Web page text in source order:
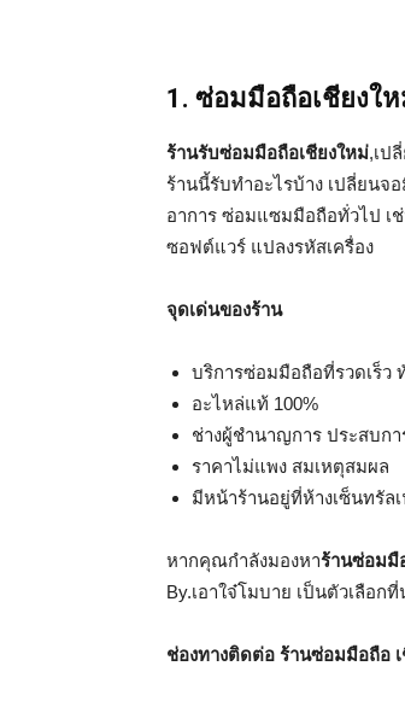
1. ซ่อมมือถือเชียงใ
ร้านรับซ่อมมือถือเชียงใหม่,เป
ร้านนี้รับทำอะไรบ้าง เปลี่ยน
อาการ ซ่อมแซมมือถือทั่วไป เช่
ซอฟต์แวร์ แปลงรหัสเครื่อง
จุดเด่นของร้าน
บริการซ่อมมือถือที่รวดเร็ว
อะไหล่แท้ 100%
ช่างผู้ชำนาญการ ประสบก
ราคาไม่แพง สมเหตุสมผล
มีหน้าร้านอยู่ที่ห้างเซ็นทรัล
หากคุณกำลังมองหาร้านซ่อมมื
By.เอาใจ๋โมบาย เป็นตัวเลือก
ช่องทางติดต่อ ร้านซ่อมมือถือ